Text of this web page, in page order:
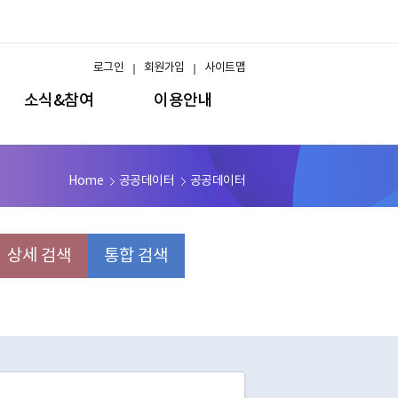
소식&참여 이용안내
로그인 회원가입 사이트맵
Home 공공데이터 공공데이터
상세 검색 통합 검색